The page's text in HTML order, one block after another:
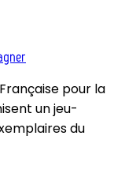
pour la
un jeu-
du